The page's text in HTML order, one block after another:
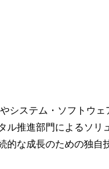
システム・ソフトウェ
ル推進部門によるソリ
な成長のための独自